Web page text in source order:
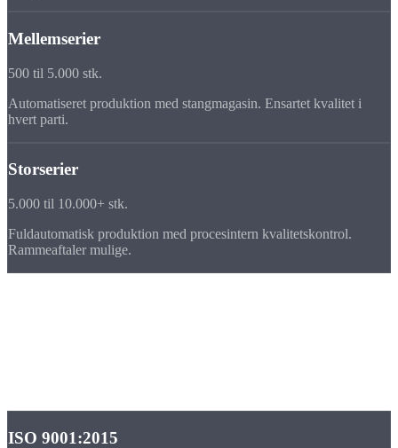
Mellemserier
500 til 5.000 stk.
Automatiseret produktion med stangmagasin. Ensartet kvalitet i
hvert parti.
Storserier
5.000 til 10.000+ stk.
Fuldautomatisk produktion med procesintern kvalitetskontrol.
Rammeaftaler mulige.
ISO 9001:2015